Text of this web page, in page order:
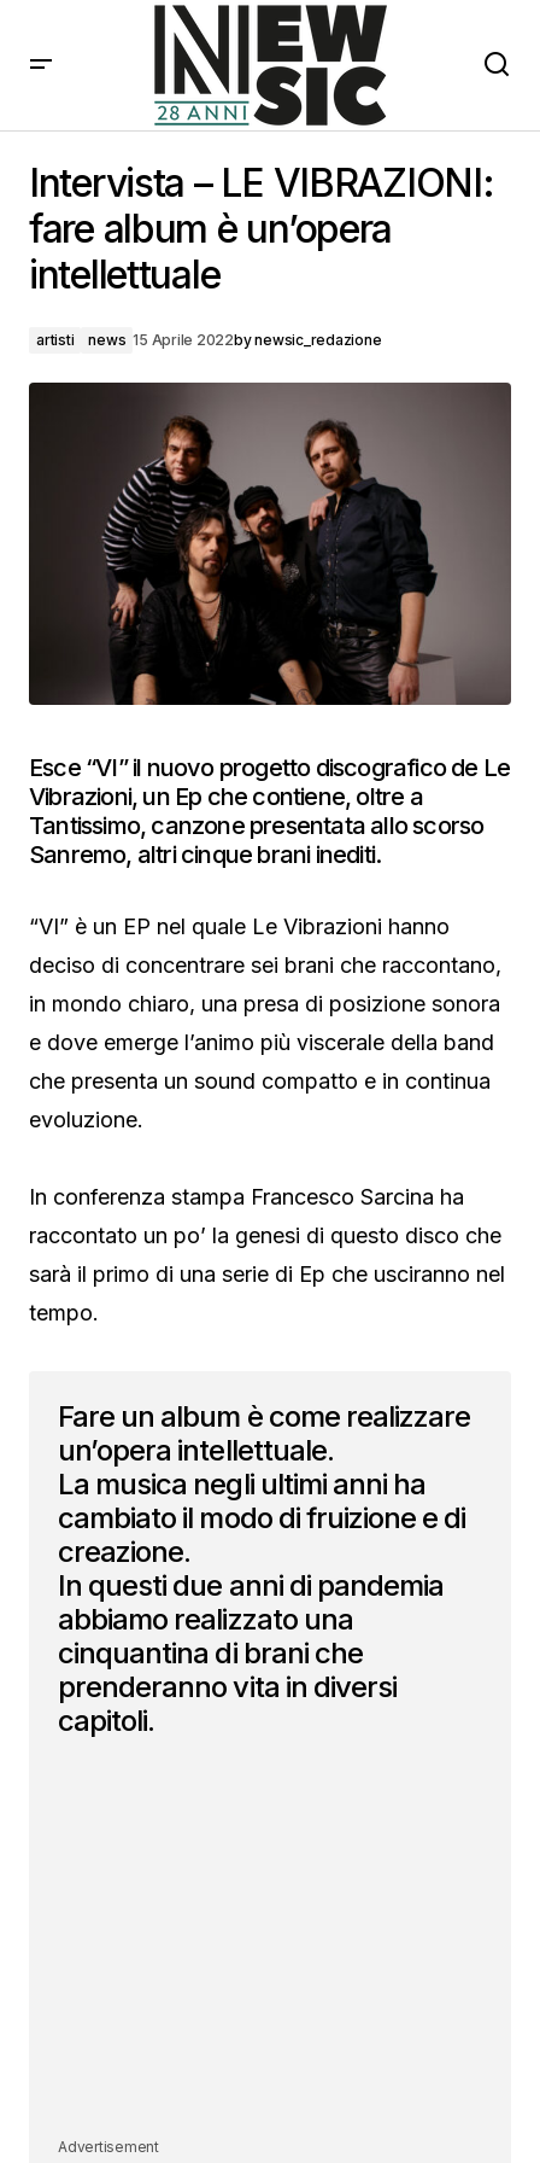
intellettuale
Intervista – LE VIBRAZIONI:
fare album è un’opera
intellettuale
artisti news 15 Aprile 2022bynewsic_redazione
Esce “VI” il nuovo progetto discografico de Le
Vibrazioni, un Ep che contiene, oltre a
Tantissimo, canzone presentata allo scorso
Sanremo, altri cinque brani inediti.
“VI” è un EP nel quale Le Vibrazioni hanno
deciso di concentrare sei brani che raccontano,
in mondo chiaro, una presa di posizione sonora
e dove emerge l’animo più viscerale della band
che presenta un sound compatto e in continua
evoluzione.
In conferenza stampa Francesco Sarcina ha
raccontato un po’ la genesi di questo disco che
sarà il primo di una serie di Ep che usciranno nel
tempo.
Fare un album è come realizzare
un’opera intellettuale.
La musica negli ultimi anni ha
cambiato il modo di fruizione e di
creazione.
In questi due anni di pandemia
abbiamo realizzato una
cinquantina di brani che
prenderanno vita in diversi
capitoli.
Advertisement